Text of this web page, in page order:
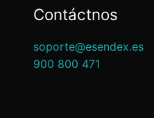
Contáctnos
soporte@esendex.es
900 800 471